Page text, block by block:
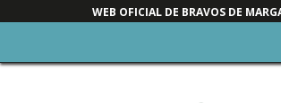
WEB OFICIAL DE BRAVOS DE